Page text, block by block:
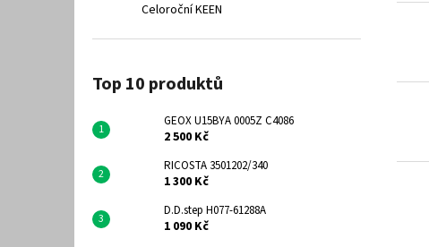
Celoroční KEEN
Top 10 produktů
GEOX U15BYA 0005Z C4086
2 500 Kč
RICOSTA 3501202/340
1 300 Kč
D.D.step H077-61288A
1 090 Kč